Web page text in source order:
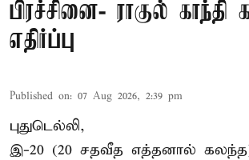
பிரச்சினை- ராகுல் காந்தி
எதிர்ப்பு
Published on: 07 Aug 2026, 2:39 pm
புதுடெல்லி,
இ-20 (20 சதவீத எத்தனால்